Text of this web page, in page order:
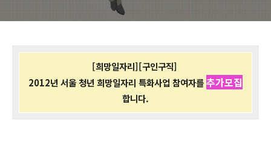
[희망일자리][구인구직]
2012년 서울 청년 희망일자리 특화사업 참여자를추가모집
합니다.